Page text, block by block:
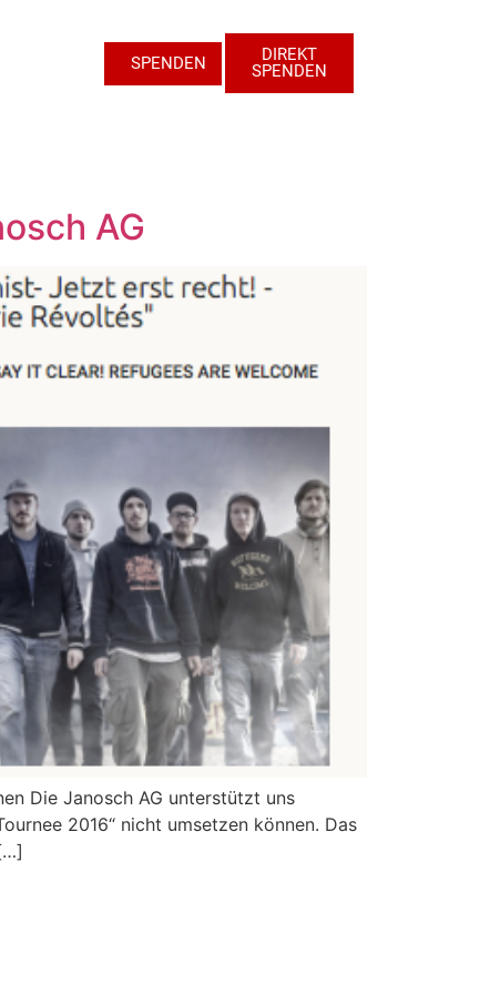
SPENDEN
DIREKT
SPENDEN
AG
Die Janosch AG unterstützt uns
2016“ nicht umsetzen können. Das